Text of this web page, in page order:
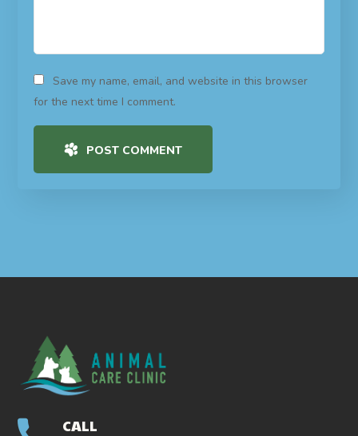
Save my name, email, and website in this browser
for the next time I comment.
POST COMMENT
CALL